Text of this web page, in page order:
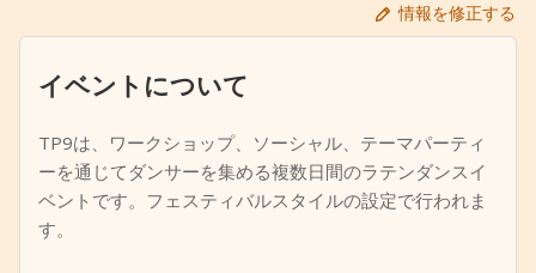
情報を修正する
イベントについて
TP9は、ワークショップ、ソーシャル、テーマパーティ
ーを通じてダンサーを集める複数日間のラテンダンスイ
ベントです。フェスティバルスタイルの設定で行われま
す。